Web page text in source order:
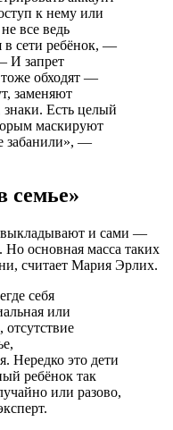
к нему или
все ведь
в сети ребёнок, —
И запрет
обходят —
заменяют
Есть целый
маскируют
забанили», —
семье»
выкладывают и сами —
Но основная масса таких
считает Мария Эрлих.
себя
или
отсутствие
Нередко это дети
ребёнок так
или разово,